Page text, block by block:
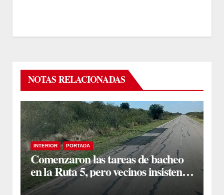
NOTAS RELACIONADAS
INTERIOR PORTADA
Comenzaron las tareas de bacheo
en la Ruta 5, pero vecinos insisten
en un reclamo integral